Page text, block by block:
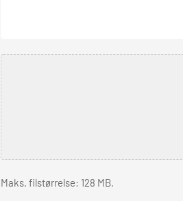
Fil
Maks. filstørrelse: 128 MB.